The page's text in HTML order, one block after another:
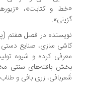
و کتابت»، «زیورها»،
در فصل هفتم (پایانی)
سازی، صنایع دستی
کرده و شیوه تولید و
بافته‌های سنتی مخاطب با:
زری بافی و طناب بافی